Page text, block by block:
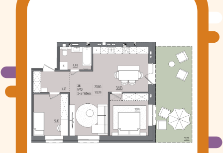
ПЛОЩА